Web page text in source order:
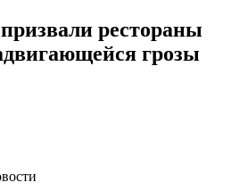
рестораны
грозы